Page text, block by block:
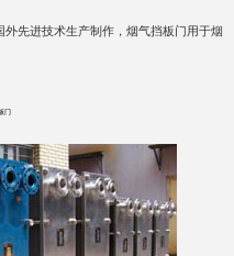
先进技术生产制作，烟气挡板门用于烟
门